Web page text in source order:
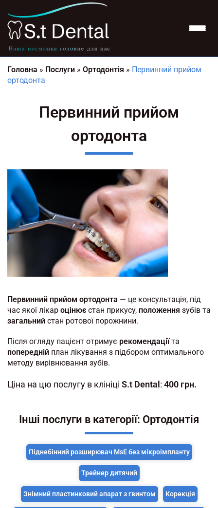
Головна » Послуги » Ортодонтія » Первинний прийом
ортодонта
Первинний прийом
ортодонта
Первинний прийом ортодонта — це консультація, під
час якої лікар оцінює стан прикусу, положення зубів та
загальний стан ротової порожнини.
Після огляду пацієнт отримує рекомендаціїта
попередній план лікування з підбором оптимального
методу вирівнювання зубів.
Ціна на цю послугу в клініці S.t Dental : 400 грн.
Інші послуги в категорії: Ортодонтія
Піднебінний розширювач MsE без мікроімпланту
Трейнер дитячий
Знімний пластинковий апарат з гвинтом Корекція